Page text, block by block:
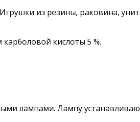
из резины, раковина,
кислоты 5 %.
лампами. Лампу